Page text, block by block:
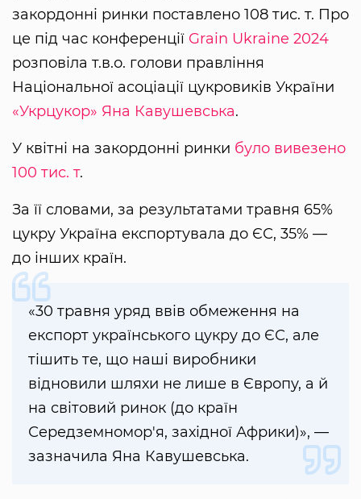
закордонні ринки поставлено 108 тис. т. Про
це під час конференції Grain Ukraine 2024
розповіла т.в.о. голови правління
Національної асоціації цукровиків України
«Укрцукор» Яна Кавушевська.
У квітні на закордонні ринки було вивезено
100 тис. т.
За її словами, за результатами травня 65%
цукру Україна експортувала до ЄС, 35% —
до інших країн.
«30 травня уряд ввів обмеження на
експорт українського цукру до ЄС, але
тішить те, що наші виробники
відновили шляхи не лише в Європу, а й
на світовий ринок (до країн
Середземномор'я, західної Африки)», —
зазначила Яна Кавушевська.